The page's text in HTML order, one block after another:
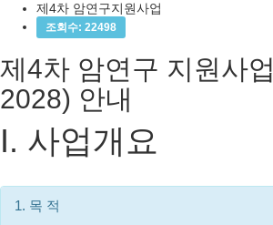
제4차 암연구지원사업
조회수: 22498
제4차 암연구 지원사업
2028) 안내
I. 사업개요
1. 목 적